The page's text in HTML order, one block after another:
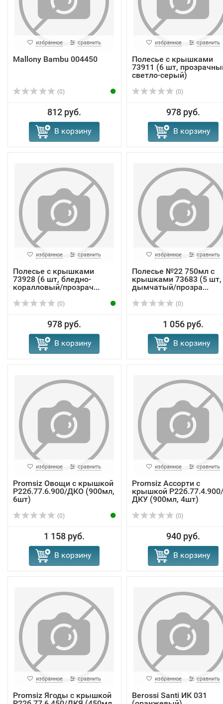
избранное сравнить
Mallony Bambu 004450
(0)
812 руб.
В корзину
избранное сравнить
Полесье с крышками
73911 (6 шт,
светло-серый)
(0)
978 руб.
В корзину
избранное сравнить
Полесье с крышками
73928 (6 шт, бледно-
коралловый/прозрач...
(0)
978 руб.
В корзину
избранное сравнить
Полесье №22 750мл с
крышками 73683 (5 шт,
дымчатый/прозра...
(0)
1 056 руб.
В корзину
избранное сравнить
Promsiz Овощи с крышкой
Р22б.77.6.900/ДКО (900мл,
6шт)
(0)
1 158 руб.
В корзину
избранное сравнить
Promsiz Ассорти с
крышкой Р22б.77.4.900/
ДКУ (900мл, 4шт)
(0)
940 руб.
В корзину
избранное сравнить
Promsiz Ягоды с крышкой
избранное сравнить
Berossi Santi ИК 031